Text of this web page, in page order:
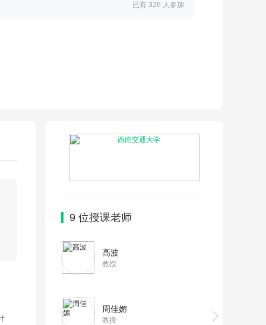
已有 326 人参加
9 位授课老师
高波
教授
周佳媚
教授